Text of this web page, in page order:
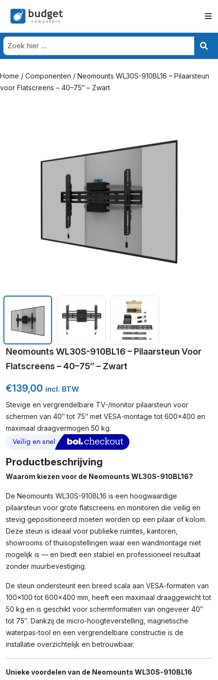
Home / Componenten / Neomounts WL30S-910BL16 – Pilaarsteun
voor Flatscreens – 40–75″ – Zwart
Neomounts WL30S-910BL16 – Pilaarsteun Voor
Flatscreens – 40–75″ – Zwart
€139,00 incl. BTW
Stevige en vergrendelbare TV-/monitor pilaarsteun voor
schermen van 40″ tot 75″ met VESA-montage tot 600×400 en
maximaal draagvermogen 50 kg.
Productbeschrijving
Waarom kiezen voor de Neomounts WL30S-910BL16?
De Neomounts WL30S-910BL16 is een hoogwaardige
pilaarsteun voor grote flatscreens en monitoren die veilig en
stevig gepositioneerd moeten worden op een pilaar of kolom.
Deze steun is ideaal voor publieke ruimtes, kantoren,
showrooms of thuisopstellingen waar een wandmontage niet
mogelijk is — en biedt een stabiel en professioneel resultaat
zonder muurbevestiging.
De steun ondersteunt een breed scala aan VESA-formaten van
100×100 tot 600×400 mm, heeft een maximaal draaggewicht tot
50 kg en is geschikt voor schermformaten van ongeveer 40″
tot 75″. Dankzij de micro-hoogteverstelling, magnetische
waterpas-tool en een vergrendelbare constructie is de
installatie overzichtelijk en betrouwbaar.
Unieke voordelen van de Neomounts WL30S-910BL16